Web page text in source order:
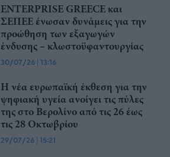
ENTERPRISE GREECE και
ΣΕΠΕΕ ένωσαν δυνάμεις για την
προώθηση των εξαγωγών
ένδυσης – κλωστοϋφαντουργίας
30/07/26 | 13:16
Η νέα ευρωπαϊκή έκθεση για την
ψηφιακή υγεία ανοίγει τις πύλες
της στο Βερολίνο από τις 26 έως
τις 28 Οκτωβρίου
29/07/26 | 15:21